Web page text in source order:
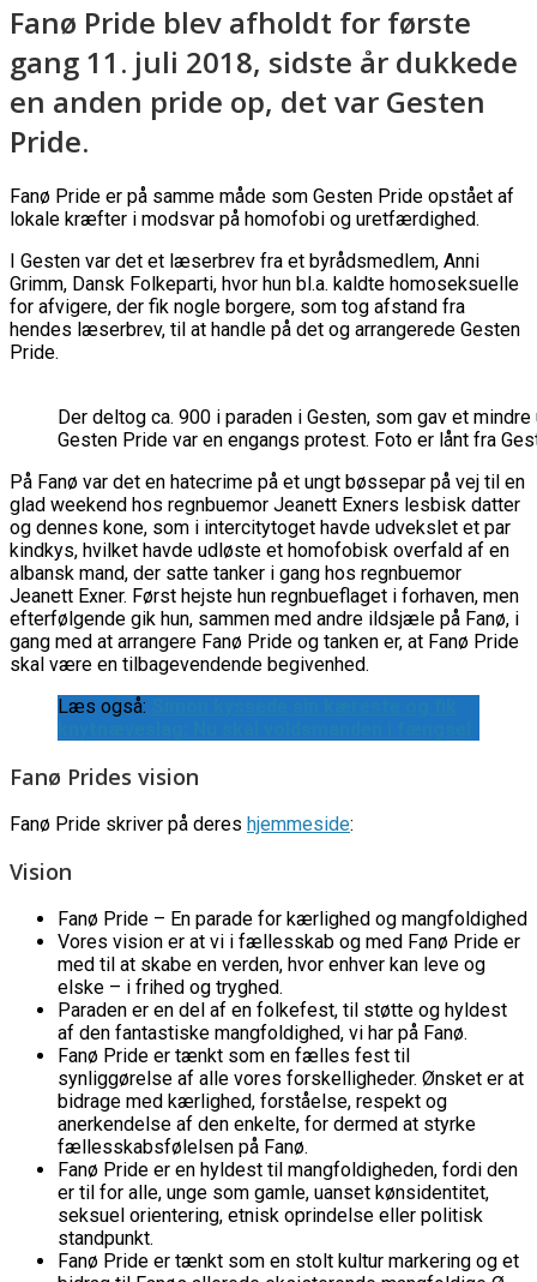
Fanø Pride blev afholdt for første
gang 11. juli 2018, sidste år dukkede
en anden pride op, det var Gesten
Pride.
Fanø Pride er på samme måde som Gesten Pride opstået af
lokale kræfter i modsvar på homofobi og uretfærdighed.
I Gesten var det et læserbrev fra et byrådsmedlem, Anni
Grimm, Dansk Folkeparti, hvor hun bl.a. kaldte homoseksuelle
for afvigere, der fik nogle borgere, som tog afstand fra
hendes læserbrev, til at handle på det og arrangerede Gesten
Pride.
Der deltog ca. 900 i paraden i Gesten, som gav et
Gesten Pride var en engangs protest. Foto er lånt fra
På Fanø var det en hatecrime på et ungt bøssepar på vej til en
glad weekend hos regnbuemor Jeanett Exners lesbisk datter
og dennes kone, som i intercitytoget havde udvekslet et par
kindkys, hvilket havde udløste et homofobisk overfald af en
albansk mand, der satte tanker i gang hos regnbuemor
Jeanett Exner. Først hejste hun regnbueflaget i forhaven, men
efterfølgende gik hun, sammen med andre ildsjæle på Fanø, i
gang med at arrangere Fanø Pride og tanken er, at Fanø Pride
skal være en tilbagevendende begivenhed.
Læs også:
Fanø Prides vision
Fanø Pride skriver på deres hjemmeside:
Vision
Fanø Pride – En parade for kærlighed og mangfoldighed
Vores vision er at vi i fællesskab og med Fanø Pride er
med til at skabe en verden, hvor enhver kan leve og
elske – i frihed og tryghed.
Paraden er en del af en folkefest, til støtte og hyldest
af den fantastiske mangfoldighed, vi har på Fanø.
Fanø Pride er tænkt som en fælles fest til
synliggørelse af alle vores forskelligheder. Ønsket er at
bidrage med kærlighed, forståelse, respekt og
anerkendelse af den enkelte, for dermed at styrke
fællesskabsfølelsen på Fanø.
Fanø Pride er en hyldest til mangfoldigheden, fordi den
er til for alle, unge som gamle, uanset kønsidentitet,
seksuel orientering, etnisk oprindelse eller politisk
standpunkt.
Fanø Pride er tænkt som en stolt kultur markering og et